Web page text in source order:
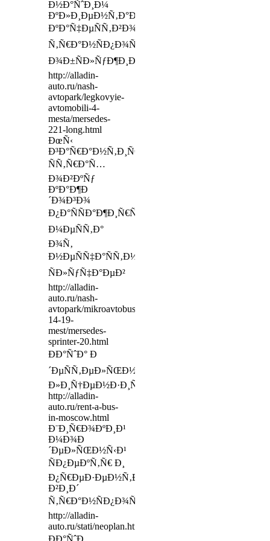
Ð½Ð°ÑˆÐ¸Ð¼
ÐºÐ»Ð¸ÐµÐ½Ñ‚Ð°Ð¼
ÐºÐ°Ñ‡ÐµÑÑ‚Ð²Ð¾
Ñ‚Ñ€Ð°Ð½ÑÐ¿Ð¾Ñ€Ñ‚Ð½Ð¾Ð³Ð¾
Ð¾Ð±ÑÐ»ÑƒÐ¶Ð¸Ð²Ð°Ð½Ð¸Ñ
http://alladin-
auto.ru/nash-
avtopark/legkovyie-
avtomobili-4-
mesta/mersedes-
221-long.html
ÐœÑ‹
Ð³Ð°Ñ€Ð°Ð½Ñ‚Ð¸Ñ€ÑƒÐµÐ¼
ÑÑ‚Ñ€Ð°Ñ…
Ð¾Ð²ÐºÑƒ
ÐºÐ°Ð¶Ð
´Ð¾Ð³Ð¾
Ð¿Ð°ÑÑÐ°Ð¶Ð¸Ñ€ÑÐºÐ¾Ð³Ð¾
Ð¼ÐµÑÑ‚Ð°
Ð¾Ñ‚
Ð½ÐµÑÑ‡Ð°ÑÑ‚Ð½Ñ‹Ñ…
ÑÐ»ÑƒÑ‡Ð°ÐµÐ²
http://alladin-
auto.ru/nash-
avtopark/mikroavtobusyi-
14-19-
mest/mersedes-
sprinter-20.html
ÐÐ°ÑˆÐ° Ð
´ÐµÑÑ‚ÐµÐ»ÑŒÐ½Ð¾ÑÑ‚ÑŒ
Ð»Ð¸Ñ†ÐµÐ½Ð·Ð¸Ñ€Ð¾Ð²Ð°Ð½Ð°
http://alladin-
auto.ru/rent-a-bus-
in-moscow.html
Ð¨Ð¸Ñ€Ð¾ÐºÐ¸Ð¹
Ð¼Ð¾Ð
´ÐµÐ»ÑŒÐ½Ñ‹Ð¹
ÑÐ¿ÐµÐºÑ‚Ñ€ Ð¸
Ð¿Ñ€ÐµÐ·ÐµÐ½Ñ‚Ð°Ð±ÐµÐ»ÑŒÐ½Ñ‹Ð¹
Ð²Ð¸Ð´
Ñ‚Ñ€Ð°Ð½ÑÐ¿Ð¾Ñ€Ñ‚Ð°
http://alladin-
auto.ru/stati/neoplan.html